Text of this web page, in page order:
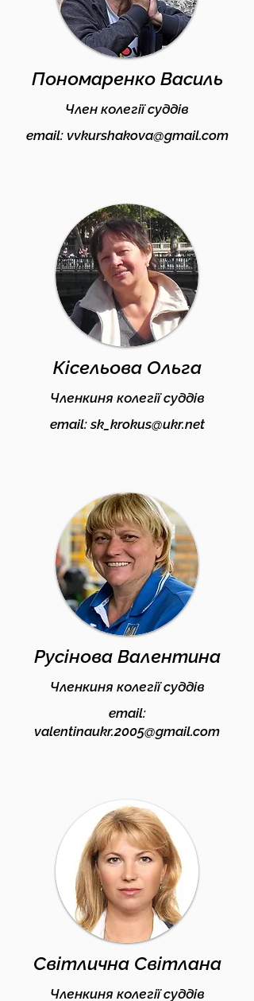
Пономаренко Василь
Член колегії суддів
email: vvkurshakova@gmail.com
Кісельова Ольга
Членкиня колегії суддів
email:sk_krokus@ukr.net
Русінова Валентина
Членкиня колегії суддів
email:
valentinaukr.2005@gmail.com
Світлична Світлана
Членкиня колегії суддів